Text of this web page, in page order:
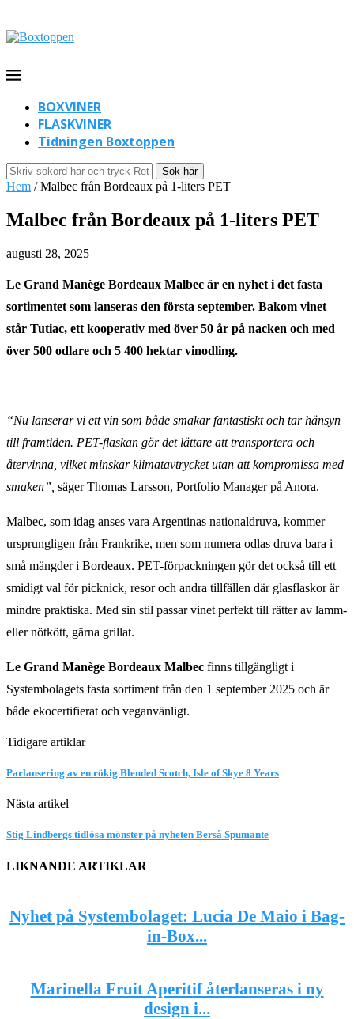
BOXVINER
FLASKVINER
Tidningen Boxtoppen
Sök här
Hem /Malbec från Bordeaux på 1-liters PET
Malbec från Bordeaux på 1-liters PET
augusti 28, 2025
Le Grand Manège Bordeaux Malbec är en nyhet i det fasta
sortimentet som lanseras den första september. Bakom vinet
står Tutiac, ett kooperativ med över 50 år på nacken och med
över 500 odlare och 5 400 hektar vinodling.
“Nu lanserar vi ett vin som både smakar fantastiskt och tar hänsyn
till framtiden. PET-flaskan gör det lättare att transportera och
återvinna, vilket minskar klimatavtrycket utan att kompromissa med
smaken”, säger Thomas Larsson, Portfolio Manager på Anora.
Malbec, som idag anses vara Argentinas nationaldruva, kommer
ursprungligen från Frankrike, men som numera odlas druva bara i
små mängder i Bordeaux. PET-förpackningen gör det också till ett
smidigt val för picknick, resor och andra tillfällen där glasflaskor är
mindre praktiska. Med sin stil passar vinet perfekt till rätter av lamm-
eller nötkött, gärna grillat.
Le Grand Manège Bordeaux Malbec finns tillgängligt i
Systembolagets fasta sortiment från den 1 september 2025 och är
både ekocertifierat och veganvänligt.
Tidigare artiklar
Parlansering av en rökig Blended Scotch, Isle of Skye 8 Years
Nästa artikel
Stig Lindbergs tidlösa mönster på nyheten Berså Spumante
LIKNANDE ARTIKLAR
Nyhet på Systembolaget: Lucia De Maio i Bag-
in-Box...
Marinella Fruit Aperitif återlanseras i ny
design i...